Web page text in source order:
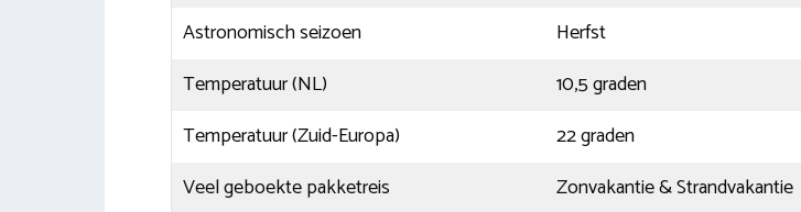
Astronomisch seizoen
Herfst
Temperatuur (NL)
10,5 graden
Temperatuur (Zuid-Europa)
22 graden
Veel geboekte pakketreis
Zonvakantie & Strandvakantie